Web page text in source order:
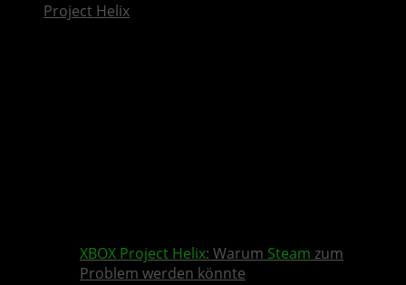
Project Helix
XBOX Project Helix: Warum Steam zum
Problem werden könnte